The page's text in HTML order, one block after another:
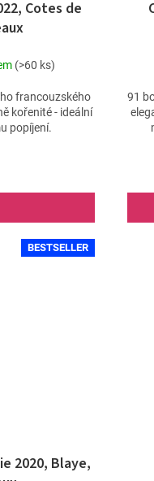
Cotes de
(>60 ks)
francouzského
kořenité - ideální
popíjení.
91
BESTSELLER
2020, Blaye,